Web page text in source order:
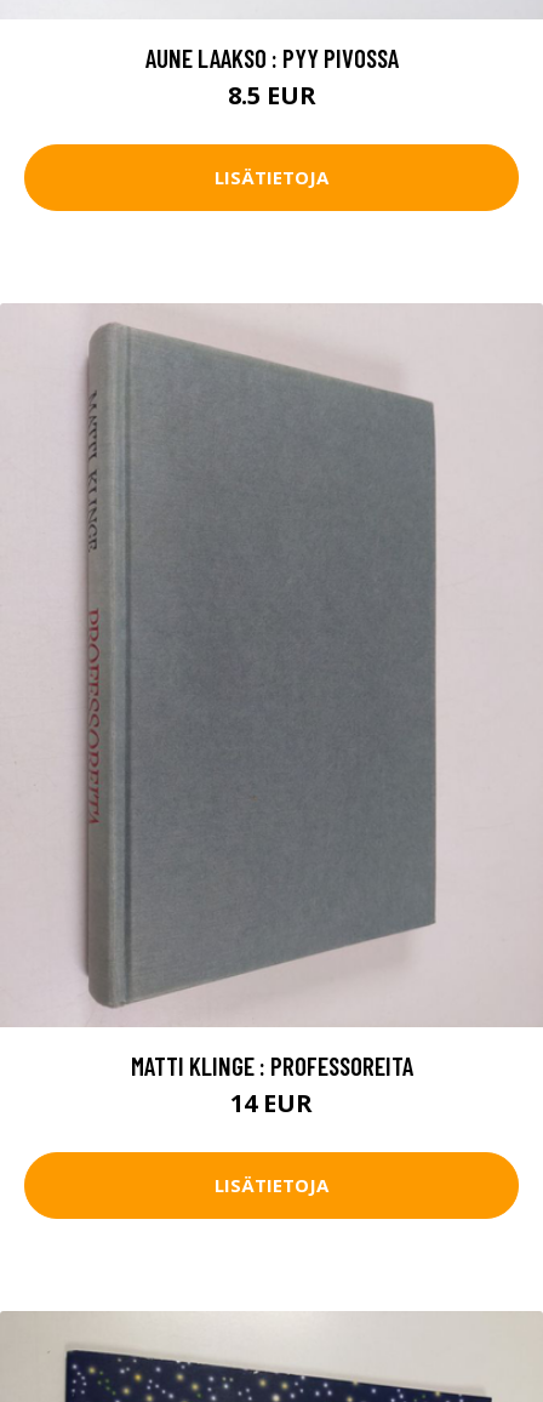
AUNE LAAKSO : PYY PIVOSSA
8.5 EUR
LISÄTIETOJA
MATTI KLINGE : PROFESSOREITA
14 EUR
LISÄTIETOJA